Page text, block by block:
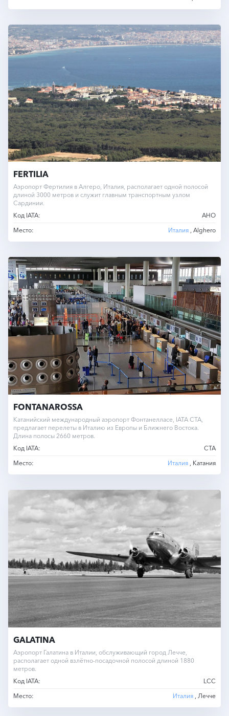
FERTILIA
Аэропорт Фертилия в Алгеро, Италия, располагает одной полосой
длиной 3000 метров и служит главным транспортным узлом
Сардинии.
Код IATA:
AHO
Место:
Италия , Alghero
FONTANAROSSA
Катанийский международный аэропорт Фонтанелласе, IATA CTA,
предлагает перелеты в Италию из Европы и Ближнего Востока.
Длина полосы 2660 метров.
Код IATA:
CTA
Место:
Италия , Катания
GALATINA
Аэропорт Галатина в Италии, обслуживающий город Лечче,
располагает одной взлётно-посадочной полосой длиной 1880
метров.
Код IATA:
LCC
Место:
Италия , Лечче